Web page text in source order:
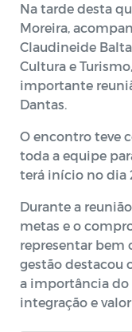
Na tarde desta
Moreira,
Claudineide
Cultura e
importante
Dantas.
O encontro teve
toda a equipe
terá início no dia
Durante a
metas e o
representar bem
gestão destacou
a importância do
integração e